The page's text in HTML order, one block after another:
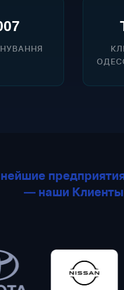
— наши Клиенты